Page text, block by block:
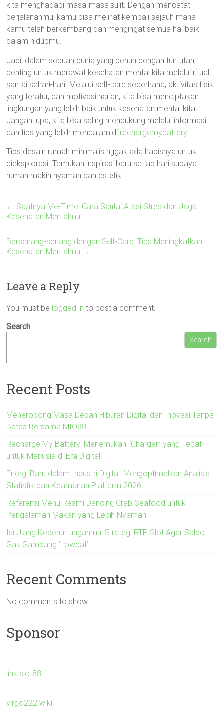
kita menghadapi masa-masa sulit. Dengan mencatat
perjalananmu, kamu bisa melihat kembali sejauh mana
kamu telah berkembang dan mengingat semua hal baik
dalam hidupmu.
Jadi, dalam sebuah dunia yang penuh dengan tuntutan,
penting untuk merawat kesehatan mental kita melalui ritual
santai sehari-hari. Melalui self-care sederhana, aktivitas fisik
yang teratur, dan motivasi harian, kita bisa menciptakan
lingkungan yang lebih baik untuk kesehatan mental kita.
Jangan lupa, kita bisa saling mendukung melalui informasi
dan tips yang lebih mendalam di rechargemybattery.
Tips desain rumah minimalis nggak ada habisnya untuk
dieksplorasi. Temukan inspirasi baru setiap hari supaya
rumah makin nyaman dan estetik!
← Saatnya Me-Time: Cara Santai Atasi Stres dan Jaga
Kesehatan Mentalmu
Bersenang-senang dengan Self-Care: Tips Meningkatkan
Kesehatan Mentalmu →
Leave a Reply
You must be logged in to post a comment.
Search
Search
Recent Posts
Meneropong Masa Depan Hiburan Digital dan Inovasi Tanpa
Batas Bersama MIO88
Recharge My Battery: Menemukan “Charger” yang Tepat
untuk Manusia di Era Digital
Energi Baru dalam Industri Digital: Mengoptimalkan Analisis
Statistik dan Keamanan Platform 2026
Referensi Menu Resmi Dancing Crab Seafood untuk
Pengalaman Makan yang Lebih Nyaman
Isi Ulang Keberuntunganmu: Strategi RTP Slot Agar Saldo
Gak Gampang ‘Lowbat’!
Recent Comments
No comments to show.
Sponsor
link slot88
virgo222.wiki